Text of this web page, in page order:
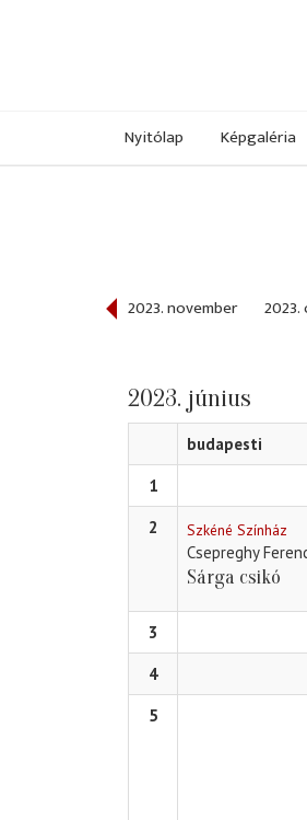
Nyitólap Képgaléria
2023. november
2023. június
budapesti
1
2
Szkéné Színház
Csepreghy
Sárga csikó
3
4
5